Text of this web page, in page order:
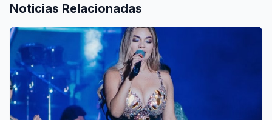
Noticias Relacionadas